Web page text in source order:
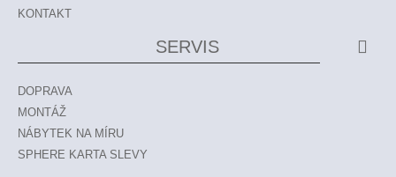
KONTAKT
SERVIS
DOPRAVA
MONTÁŽ
NÁBYTEK NA MÍRU
SPHERE KARTA SLEVY